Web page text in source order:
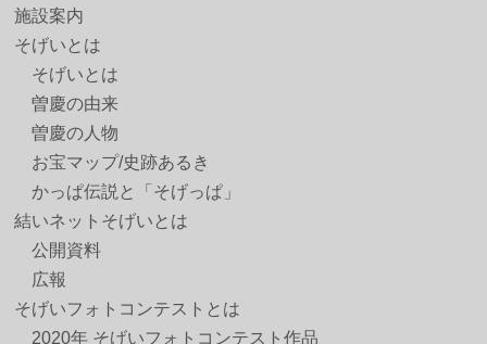
施設案内
そげいとは
そげいとは
曽慶の由来
曽慶の人物
お宝マップ/史跡あるき
かっぱ伝説と「そげっぱ」
結いネットそげいとは
公開資料
広報
そげいフォトコンテストとは
2020年 そげいフォトコンテスト作品